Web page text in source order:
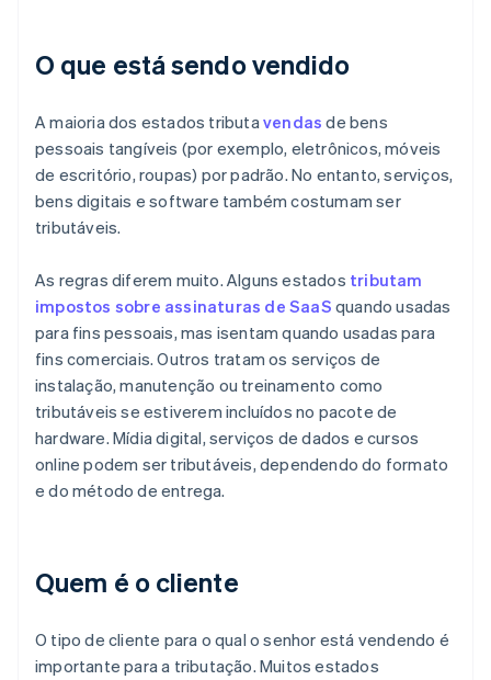
O que está sendo vendido
A maioria dos estados tributavendas de bens
pessoais tangíveis (por exemplo, eletrônicos, móveis
de escritório, roupas) por padrão. No entanto, serviços,
bens digitais e software também costumam ser
tributáveis.
As regras diferem muito. Alguns estados tributam
impostos sobre assinaturas de SaaS quando usadas
para fins pessoais, mas isentam quando usadas para
fins comerciais. Outros tratam os serviços de
instalação, manutenção ou treinamento como
tributáveis se estiverem incluídos no pacote de
hardware. Mídia digital, serviços de dados e cursos
online podem ser tributáveis, dependendo do formato
e do método de entrega.
Quem é o cliente
O tipo de cliente para o qual o senhor está vendendo é
importante para a tributação. Muitos estados